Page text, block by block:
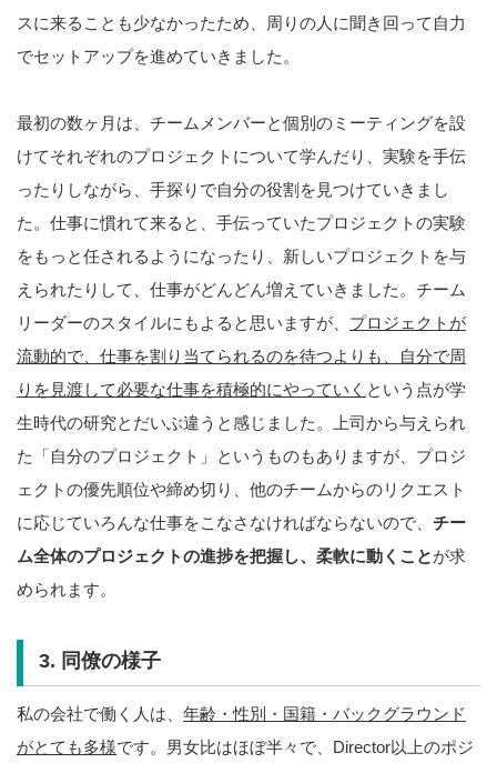
スに来ることも少なかったため、周りの人に聞き回って自力
でセットアップを進めていきました。
最初の数ヶ月は、チームメンバーと個別のミーティングを設
けてそれぞれのプロジェクトについて学んだり、実験を手伝
ったりしながら、手探りで自分の役割を見つけていきまし
た。仕事に慣れて来ると、手伝っていたプロジェクトの実験
をもっと任されるようになったり、新しいプロジェクトを与
えられたりして、仕事がどんどん増えていきました。チーム
リーダーのスタイルにもよると思いますが、 プロジェクトが
流動的で、仕事を割り当てられるのを待つよりも、自分で周
りを見渡して必要な仕事を積極的にやっていく という点が学
生時代の研究とだいぶ違うと感じました。上司から与えられ
た「自分のプロジェクト」というものもありますが、プロジ
ェクトの優先順位や締め切り、他のチームからのリクエスト
に応じていろんな仕事をこなさなければならないので、 チー
ム全体のプロジェクトの進捗を把握し、柔軟に動くことが求
められます。
3. 同僚の様子
私の会社で働く人は、 年齢・性別・国籍・バックグラウンド
がとても多様です。男女比はほぼ半々で、Director以上のポジ